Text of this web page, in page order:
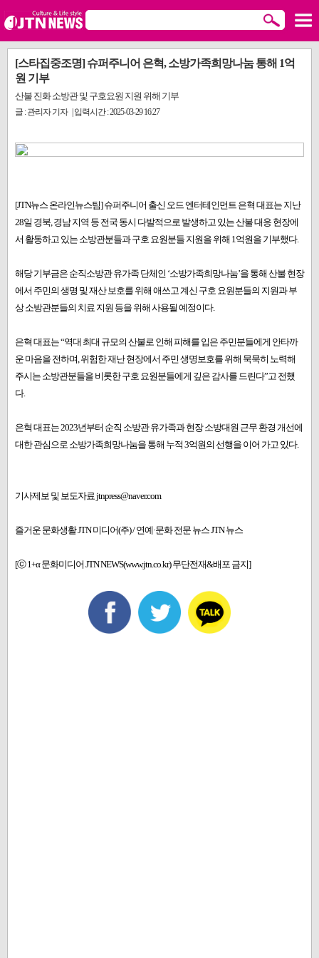
[스타집중조명] 슈퍼주니어 은혁, 소방가족희망나눔 통해 1억
원 기부
산불 진화 소방관 및 구호요원 지원 위해 기부
글 : 관리자 기자 | 입력시간 : 2025-03-29 16:27
[JTN뉴스 온라인뉴스팀] 슈퍼주니어 출신 오드 엔터테인먼트 은혁 대표는 지난
28일 경북, 경남 지역 등 전국 동시 다발적으로 발생하고 있는 산불 대응 현장에
서 활동하고 있는 소방관분들과 구호 요원분들 지원을 위해 1억원을 기부했다.
해당 기부금은 순직소방관 유가족 단체인 ‘소방가족희망나눔’을 통해 산불 현장
에서 주민의 생명 및 재산 보호를 위해 애쓰고 계신 구호 요원분들의 지원과 부
상 소방관분들의 치료 지원 등을 위해 사용될 예정이다.
은혁 대표는 “역대 최대 규모의 산불로 인해 피해를 입은 주민분들에게 안타까
운 마음을 전하며, 위험한 재난 현장에서 주민 생명보호를 위해 묵묵히 노력해
주시는 소방관분들을 비롯한 구호 요원분들에게 깊은 감사를 드린다”고 전했
다.
은혁 대표는 2023년부터 순직 소방관 유가족과 현장 소방대원 근무 환경 개선에
대한 관심으로 소방가족희망나눔을 통해 누적 3억원의 선행을 이어 가고 있다.
기사제보 및 보도자료 jtnpress@naver.com
즐거운 문화생활 JTN 미디어(주) / 연예·문화 전문 뉴스 JTN 뉴스
[ⓒ 1+α 문화미디어 JTN NEWS(www.jtn.co.kr) 무단전재&배포 금지]